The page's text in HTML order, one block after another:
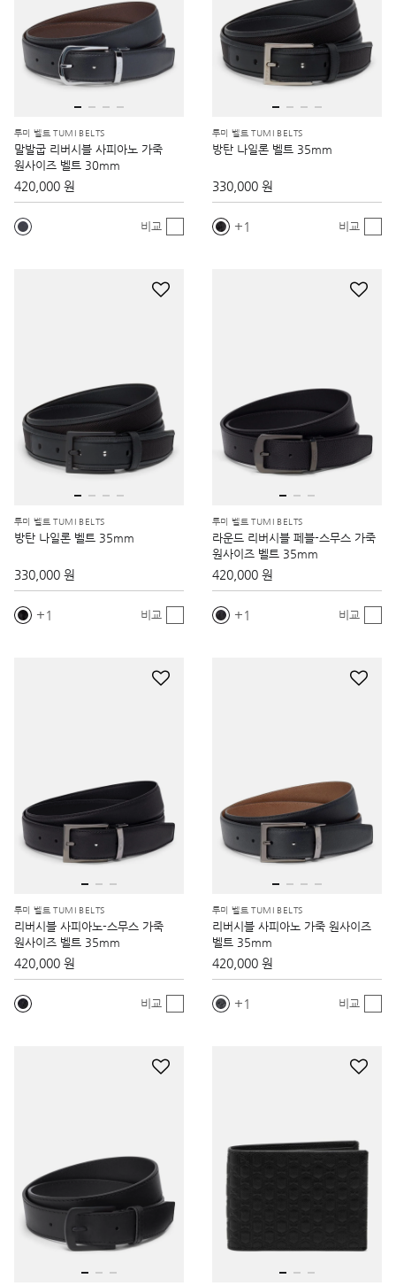
투미 벨트 TUMI BELTS
말발굽 리버시블 사피아노 가죽
원사이즈 벨트 30mm
420,000 원
비교
투미 벨트 TUMI BELTS
방탄 나일론 벨트 35mm
330,000 원
1 비교
투미 벨트 TUMI BELTS
방탄 나일론 벨트 35mm
330,000 원
1 비교
투미 벨트 TUMI BELTS
라운드 리버시블 페블-스무스 가죽
원사이즈 벨트 35mm
420,000 원
1 비교
투미 벨트 TUMI BELTS
리버시블 사피아노-스무스 가죽
원사이즈 벨트 35mm
420,000 원
비교
투미 벨트 TUMI BELTS
리버시블 사피아노 가죽 원사이즈
벨트 35mm
420,000 원
1 비교